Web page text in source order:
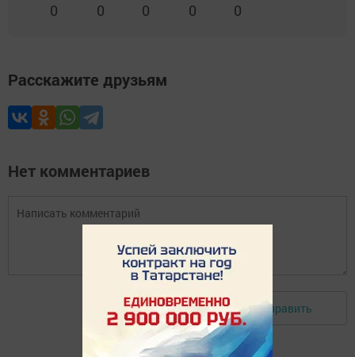
0 0 0 0 0
Расскажите друзьям
Нет комментариев
Авторизоваться Отправить